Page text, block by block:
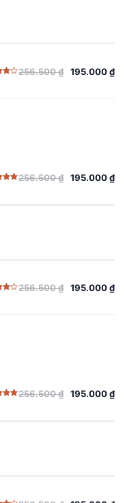
256.500₫ 195.000₫
256.500₫ 195.000₫
256.500₫ 195.000₫
256.500₫ 195.000₫